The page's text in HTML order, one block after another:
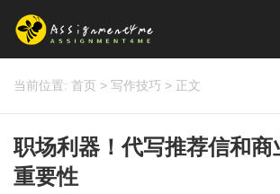
当前位置: 首页 > 写作技巧 > 正文
职场利器！代写推荐信和商
重要性